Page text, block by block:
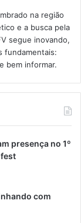
na região
e a busca pela
segue inovando,
fundamentais:
bem informar.​
presença no 1º
com